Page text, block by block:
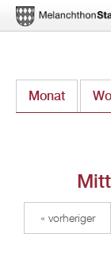
Monat
« vorheriger